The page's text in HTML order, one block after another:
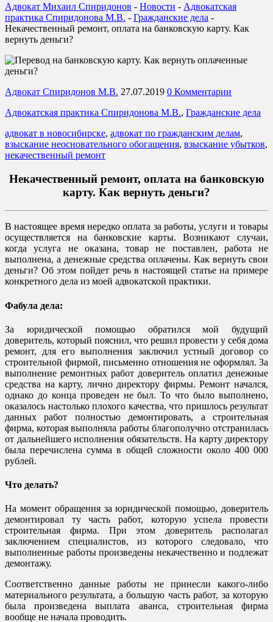
Адвокат Михаил Спиридонов - Новости - Адвокатская
практика Спиридонова М.В. - Гражданские дела -
Некачественный ремонт, оплата на банковскую карту. Как
вернуть деньги?
Адвокат Спиридонов М.В. 27.07.2019 0 Комментарии
Адвокатская практика Спиридонова М.В., Гражданские дела
адвокат в новосибирске, адвокат по гражданским делам,
взыскание неосновательного обогащения, взыскание убытков,
некачественный ремонт
Некачественный ремонт, оплата на банковскую
карту. Как вернуть деньги?
В настоящее время нередко оплата за работы, услуги и товары
осуществляется на банковские карты. Возникают случаи,
когда услуга не оказана, товар не поставлен, работа не
выполнена, а денежные средства оплачены. Как вернуть свои
деньги? Об этом пойдет речь в настоящей статье на примере
конкретного дела из моей адвокатской практики.
Фабула дела:
За юридической помощью обратился мой будущий
доверитель, который пояснил, что решил провести у себя дома
ремонт, для его выполнения заключил устный договор со
строительной фирмой, письменно отношения не оформлял. За
выполнение ремонтных работ доверитель оплатил денежные
средства на карту, лично директору фирмы. Ремонт начался,
однако до конца проведен не был. То что было выполнено,
оказалось настолько плохого качества, что пришлось результат
данных работ полностью демонтировать, а строительная
фирма, которая выполняла работы благополучно отстранилась
от дальнейшего исполнения обязательств. На карту директору
была перечислена сумма в общей сложности около 400 000
рублей.
Что делать?
На момент обращения за юридической помощью, доверитель
демонтировал ту часть работ, которую успела провести
строительная фирма. При этом доверитель располагал
заключением специалистов, из которого следовало, что
выполненные работы произведены некачественно и подлежат
демонтажу.
Соответственно данные работы не принесли какого-либо
материального результата, а большую часть работ, за которую
была произведена выплата аванса, строительная фирма
вообще не начала проводить.